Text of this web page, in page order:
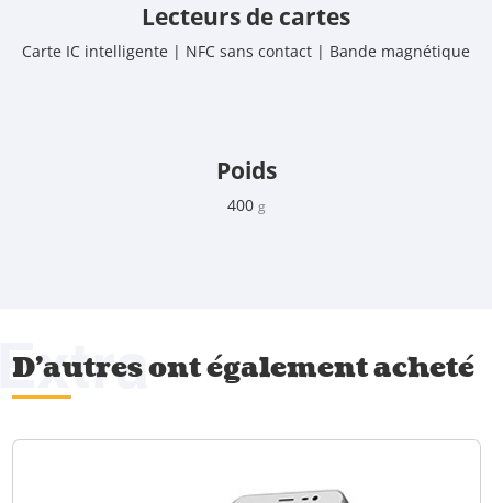
Lecteurs de cartes
Carte IC intelligente | NFC sans contact | Bande magnétique
Poids
400 g
D'autres ont également acheté